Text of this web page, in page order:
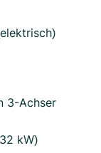
3-Achser
kW)